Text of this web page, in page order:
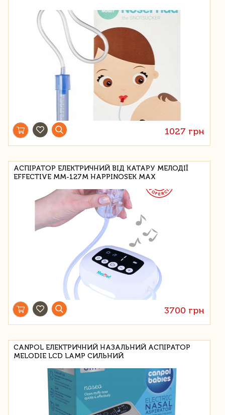
1027 грн
АСПІРАТОР ЕЛЕКТРИЧНИЙ ВІД КАТАРУ МЕЛОДІЇ
EFFECTIVE MM-127M HAPPINOSEK MAX
3700 грн
CANPOL ЕЛЕКТРИЧНИЙ НАЗАЛЬНИЙ АСПІРАТОР
MELODIE LCD LAMP СИЛЬНИЙ